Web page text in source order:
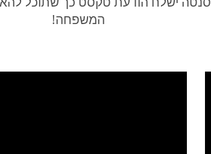
המשפחה!